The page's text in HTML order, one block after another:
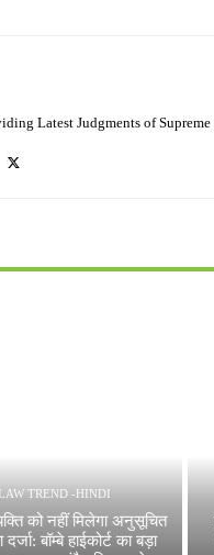
Latest Judgments of
TREND -HINDI
को नहीं मिलेगा अनुसूचित
दर्जा: बॉम्बे हाईकोर्ट का बड़ा